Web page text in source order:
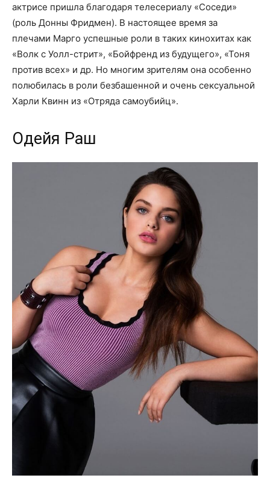
актрисе пришла благодаря телесериалу «Соседи»
(роль Донны Фридмен). В настоящее время за
плечами Марго успешные роли в таких кинохитах как
«Волк с Уолл-стрит», «Бойфренд из будущего», «Тоня
против всех» и др. Но многим зрителям она особенно
полюбилась в роли безбашенной и очень сексуальной
Харли Квинн из «Отряда самоубийц».
Одейя Раш